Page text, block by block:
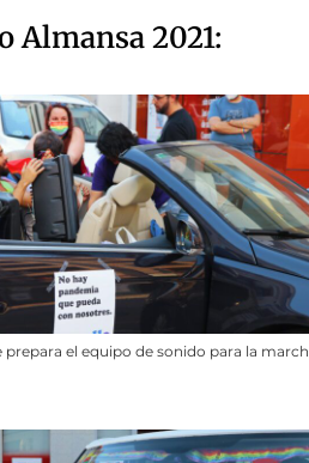
Almansa 2021:
prepara el equipo de sonido para la